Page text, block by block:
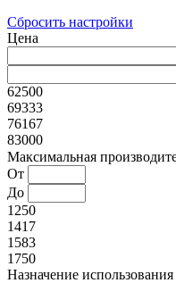
Сбросить настройки
Цена
62500
69333
76167
83000
Максимальная
От
До
1250
1417
1583
1750
Назначение использования